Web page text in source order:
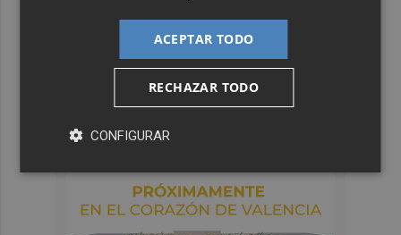
ACEPTAR TODO
RECHAZAR TODO
CONFIGURAR